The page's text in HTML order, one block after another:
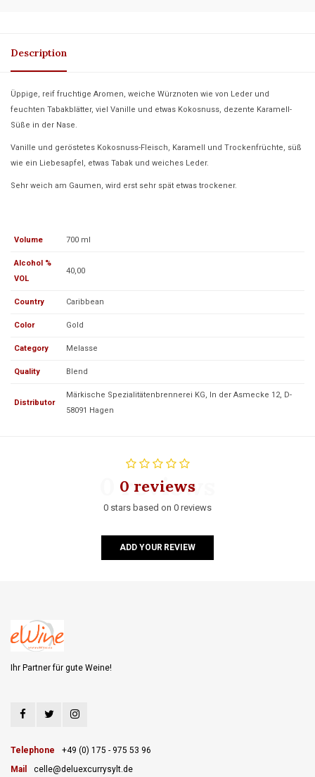
Description
Üppige, reif fruchtige Aromen, weiche Würznoten wie von Leder und
feuchten Tabakblätter, viel Vanille und etwas Kokosnuss, dezente Karamell-
Süße in der Nase.
Vanille und geröstetes Kokosnuss-Fleisch, Karamell und Trockenfrüchte, süß
wie ein Liebesapfel, etwas Tabak und weiches Leder.
Sehr weich am Gaumen, wird erst sehr spät etwas trockener.
Volume 700 ml
Alcohol %
VOL
40,00
Country Caribbean
Color Gold
Category Melasse
Quality Blend
Distributor
Märkische Spezialitätenbrennerei KG, In der Asmecke 12, D-
58091 Hagen
0 reviews
0 reviews
0 stars based on 0 reviews
ADD YOUR REVIEW
Ihr Partner für gute Weine!
Telephone
+49 (0) 175 - 975 53 96
Mail
celle@deluexcurrysylt.de